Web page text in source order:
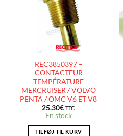
D’ENVIES
REC3850397 –
CONTACTEUR
TEMPÉRATURE
MERCRUISER / VOLVO
PENTA / OMC V6 ET V8
25.30€ TTC
En stock
TILFØJ TIL KURV